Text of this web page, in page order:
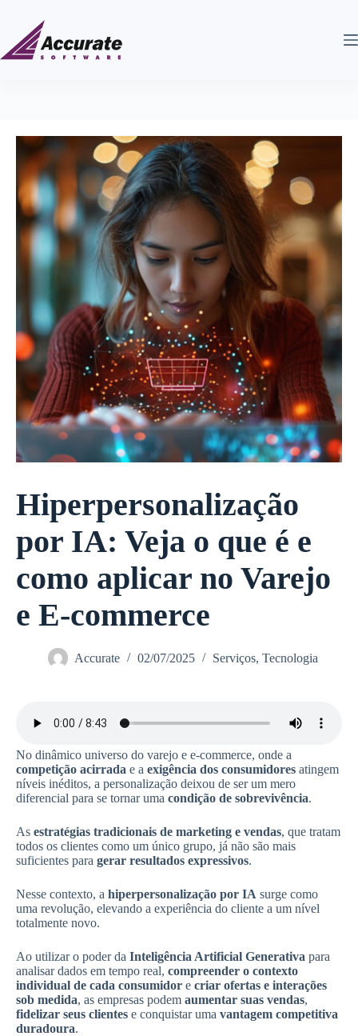
Hiperpersonalização
por IA: Veja o que é e
como aplicar no Varejo
e E-commerce
Accurate 02/07/2025 Serviços, Tecnologia
No dinâmico universo do varejo e e-commerce, onde a
competição acirrada e a exigência dos consumidores atingem
níveis inéditos, a personalização deixou de ser um mero
diferencial para se tornar uma condição de sobrevivência.
As estratégias tradicionais de marketing e vendas, que tratam
todos os clientes como um único grupo, já não são mais
suficientes para gerar resultados expressivos.
Nesse contexto, a hiperpersonalização por IA surge como
uma revolução, elevando a experiência do cliente a um nível
totalmente novo.
Ao utilizar o poder da Inteligência Artificial Generativa para
analisar dados em tempo real, compreender o contexto
individual de cada consumidor e criar ofertas e interações
sob medida, as empresas podem aumentar suas vendas,
fidelizar seus clientes e conquistar uma vantagem competitiva
duradoura.